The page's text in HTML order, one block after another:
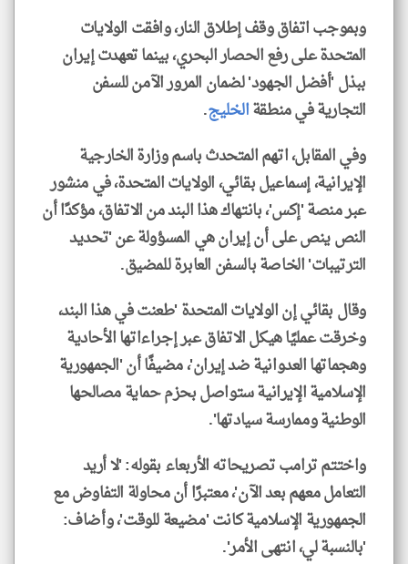
وبموجب اتفاق وقف إطلاق النار، وافقت الولايات
المتحدة على رفع الحصار البحري، بينما تعهدت إيران
ببذل 'أفضل الجهود' لضمان المرور الآمن للسفن
التجارية في منطقةالخليج.
وفي المقابل، اتهم المتحدث باسم وزارة الخارجية
الإيرانية، إسماعيل بقائي، الولايات المتحدة، في منشور
عبر منصة 'إكس'، بانتهاك هذا البند من الاتفاق، مؤكدًا أن
النص ينص على أن إيران هي المسؤولة عن 'تحديد
الترتيبات' الخاصة بالسفن العابرة للمضيق.
وقال بقائي إن الولايات المتحدة 'طعنت في هذا البند،
وخرقت عمليًا هيكل الاتفاق عبر إجراءاتها الأحادية
وهجماتها العدوانية ضد إيران'، مضيفًا أن 'الجمهورية
الإسلامية الإيرانية ستواصل بحزم حماية مصالحها
الوطنية وممارسة سيادتها'.
واختتم ترامب تصريحاته الأربعاء بقوله: 'لا أريد
التعامل معهم بعد الآن'، معتبرًا أن محاولة التفاوض مع
الجمهورية الإسلامية كانت 'مضيعة للوقت'، وأضاف:
'بالنسبة لي، انتهى الأمر'.